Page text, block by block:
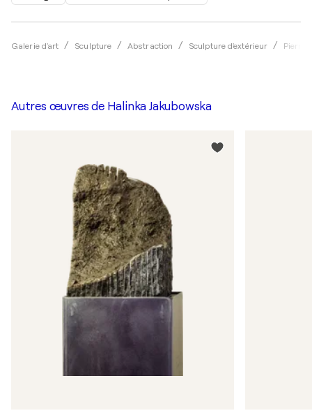
Galerie d'art Sculpture Abstraction Sculpture d'extérieur Pierre
Autres œuvres de Halinka Jakubowska